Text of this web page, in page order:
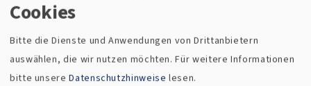
Wünsche der Menschen. Evangelische Trauerfeiern sind
Cookies
Bitte die Dienste und Anwendungen von Drittanbietern
auswählen, die wir nutzen möchten.Für weitere Informationen
bitte unsereDatenschutzhinweise lesen.